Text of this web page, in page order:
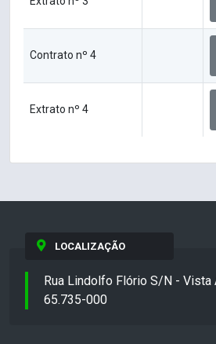
Contrato nº 4
Extrato nº 4
LOCALIZAÇÃO
Rua Lindolfo Flório S/N - Vista
65.735-000